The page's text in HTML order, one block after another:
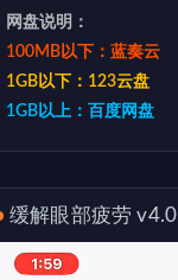
网盘说明：
100MB以下：蓝奏云
1GB以下：123云盘
1GB以上：百度网盘
缓解眼部疲劳 v4.0